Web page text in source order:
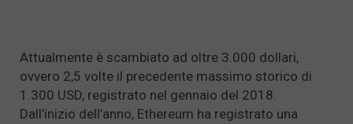
Attualmente è scambiato ad oltre 3.000 dollari,
ovvero 2,5 volte il precedente massimo storico di
1.300 USD, registrato nel gennaio del 2018.
Dall’inizio dell’anno, Ethereum ha registrato una